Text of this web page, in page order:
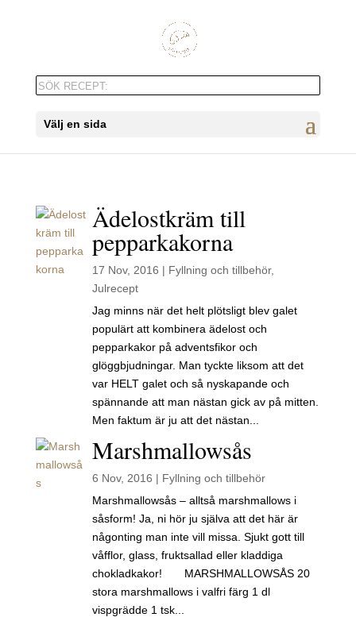
Välj en sida
Ädelostkräm till
pepparkakorna
17 Nov, 2016 | Fyllning och tillbehör,
Julrecept
Jag minns när det helt plötsligt blev galet
populärt att kombinera ädelost och
pepparkakor på adventsfikor och
glöggbjudningar. Man tyckte liksom att det
var HELT galet och så nyskapande och
spännande att man nästan gick av på mitten.
Men faktum är ju att det nästan...
Marshmallowsås
6 Nov, 2016 | Fyllning och tillbehör
Marshmallowsås – alltså marshmallows i
såsform! Ja, ni hör ju själva att det här är
någonting man inte vill missa. Sjukt gott till
våfflor, glass, fruktsallad eller kladdiga
chokladkakor! MARSHMALLOWSÅS 20
stora marshmallows i valfri färg 1 dl
vispgrädde 1 tsk...